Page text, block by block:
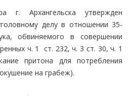
г. Архангельска утвержден
делу в отношении 35-
обвиняемого в совершении
ч. 1 ст. 232, ч. 3 ст. 30, ч. 1
притона для потребления
на грабеж).